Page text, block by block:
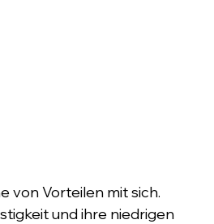
von Vorteilen mit sich.
und ihre niedrigen